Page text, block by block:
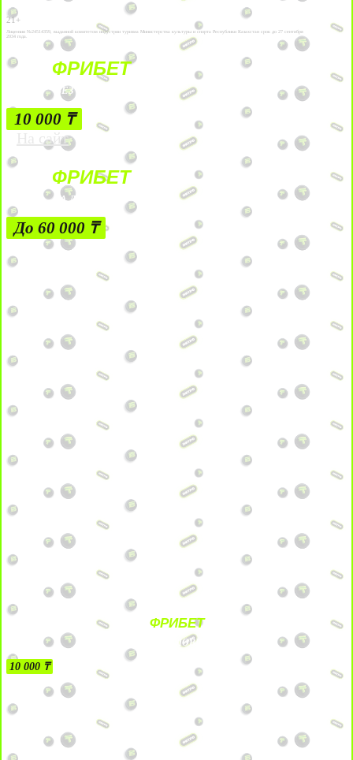
21+
Лицензии №24514359, выданной комитетом индустрии туризма Министерства культуры и спорта Республики Казахстан срок до 27 сентября
2034 года.
ФРИБЕТ
БЕЗ УСЛОВИЙ
10 000 ₸
На сайт
ФРИБЕТ
ЗА ДЕПОЗИТЫ
До 60 000 ₸
ФРИБЕТ
БЕЗ УСЛОВИЙ
10 000 ₸